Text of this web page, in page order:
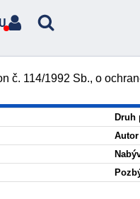
č. 114/1992 Sb., o
Druh